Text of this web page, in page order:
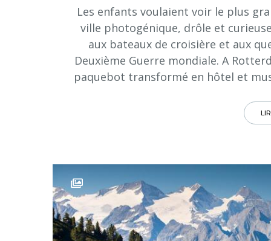
Les enfants voulaient voir le plus
ville photogénique, drôle et
aux bateaux de croisière et aux
Deuxième Guerre mondiale. A
paquebot transformé en hôtel et